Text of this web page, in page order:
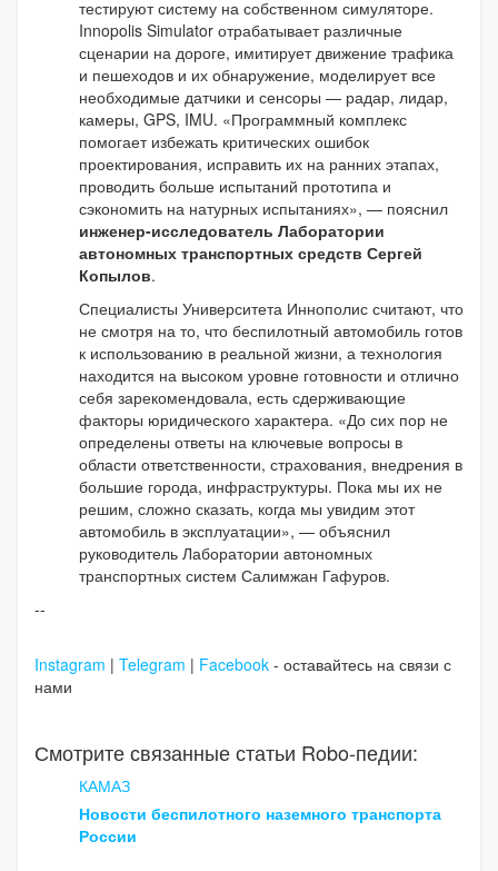
тестируют систему на собственном симуляторе.
Innopolis Simulator отрабатывает различные
сценарии на дороге, имитирует движение трафика
и пешеходов и их обнаружение, моделирует все
необходимые датчики и сенсоры — радар, лидар,
камеры, GPS, IMU. «Программный комплекс
помогает избежать критических ошибок
проектирования, исправить их на ранних этапах,
проводить больше испытаний прототипа и
сэкономить на натурных испытаниях», — пояснил
инженер-исследователь Лаборатории
автономных транспортных средств Сергей
Копылов.
Специалисты Университета Иннополис считают, что
не смотря на то, что беспилотный автомобиль готов
к использованию в реальной жизни, а технология
находится на высоком уровне готовности и отлично
себя зарекомендовала, есть сдерживающие
факторы юридического характера. «До сих пор не
определены ответы на ключевые вопросы в
области ответственности, страхования, внедрения в
большие города, инфраструктуры. Пока мы их не
решим, сложно сказать, когда мы увидим этот
автомобиль в эксплуатации», — объяснил
руководитель Лаборатории автономных
транспортных систем Салимжан Гафуров.
--
Instagram | Telegram | Facebook - оставайтесь на связи с
нами
Смотрите связанные статьи Robo-педии:
КАМАЗ
Новости беспилотного наземного транспорта
России